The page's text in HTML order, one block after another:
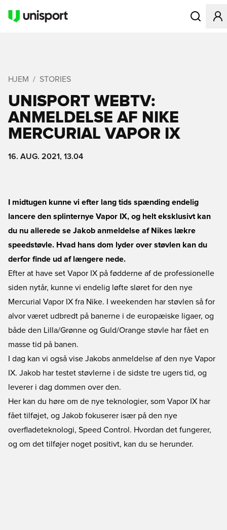
Åbner en
HJEM STORIES
UNISPORT WEBTV:
ANMELDELSE AF NIKE
MERCURIAL VAPOR IX
16. AUG. 2021, 13.04
I midtugen kunne vi efter lang tids spænding endelig
lancere den splinternye Vapor IX, og helt eksklusivt kan
du nu allerede se Jakob anmeldelse af Nikes lækre
speedstøvle. Hvad hans dom lyder over støvlen kan du
derfor finde ud af længere nede.
Efter at have set Vapor IX på fødderne af de professionelle
siden nytår, kunne vi endelig løfte sløret for den nye
Mercurial Vapor IX fra Nike. I weekenden har støvlen så for
alvor været udbredt på banerne i de europæiske ligaer, og
både den Lilla/Grønne og Guld/Orange støvle har fået en
masse tid på banen.
I dag kan vi også vise Jakobs anmeldelse af den nye Vapor
IX. Jakob har testet støvlerne i de sidste tre ugers tid, og
leverer i dag dommen over den.
Her kan du høre om de nye teknologier, som Vapor IX har
fået tilføjet, og Jakob fokuserer især på den nye
overfladeteknologi, Speed Control. Hvordan det fungerer,
og om det tilføjer noget positivt, kan du se herunder.